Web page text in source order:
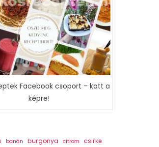
Facebook csoport – katt a
képre!
banán burgonya citrom
csirke